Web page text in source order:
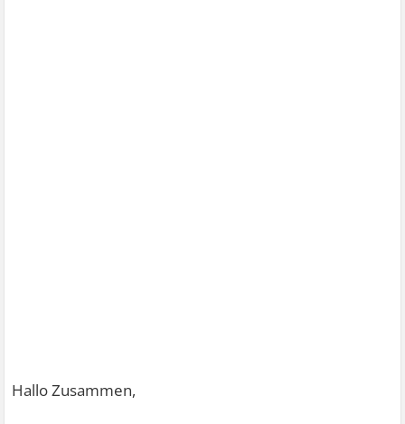
Hallo Zusammen,